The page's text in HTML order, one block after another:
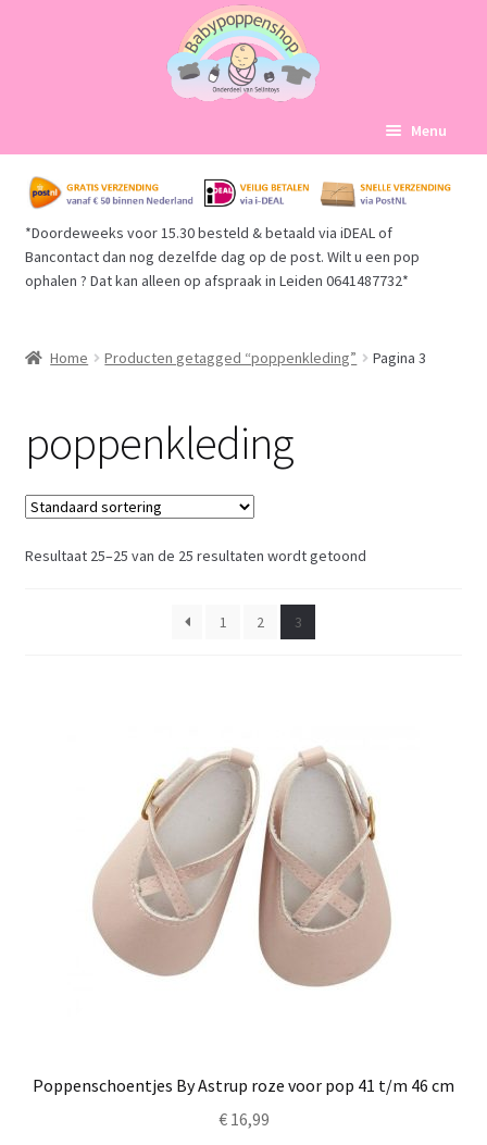
naar
navigatie
de
inhoud
Menu
Home
Babypoppen Afdelingen
Mijn account
Afrekenen
*Doordeweeks voor 15.30 besteld & betaald via iDEAL of
Bancontact dan nog dezelfde dag op de post. Wilt u een pop
ophalen ? Dat kan alleen op afspraak in Leiden 0641487732*
Home Producten getagged “poppenkleding” Pagina 3
poppenkleding
Resultaat 25–25 van de 25 resultaten wordt getoond
1 2 3
Poppenschoentjes By Astrup roze voor pop 41 t/m 46 cm
€16,99